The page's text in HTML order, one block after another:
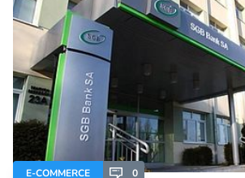
E-COMMERCE 0